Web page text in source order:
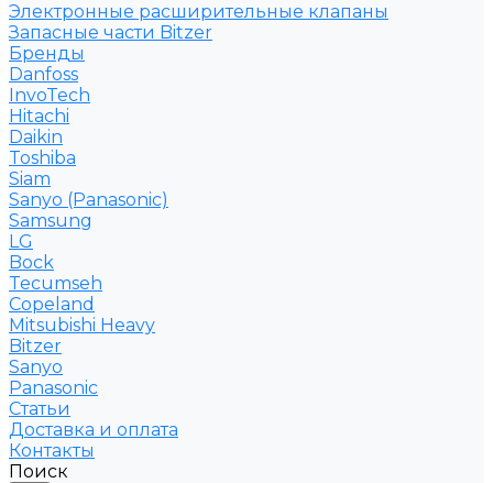
Электронные расширительные клапаны
Запасные части Bitzer
Бренды
Danfoss
InvoTech
Hitachi
Daikin
Toshiba
Siam
Sanyo (Panasonic)
Samsung
LG
Bock
Tecumseh
Copeland
Mitsubishi Heavy
Bitzer
Sanyo
Рanasonic
Статьи
Доставка и оплата
Контакты
Поиск